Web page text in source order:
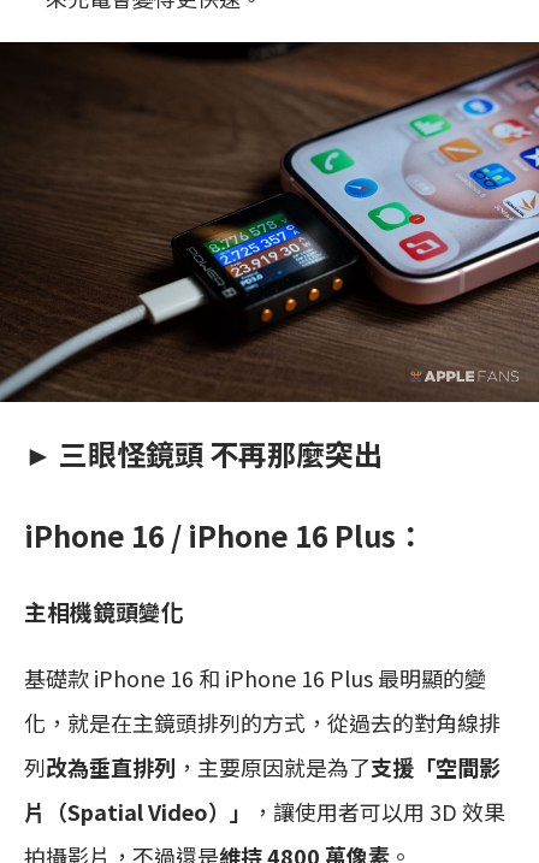
► 三眼怪鏡頭 不再那麼突出
iPhone 16 / iPhone 16 Plus：
主相機鏡頭變化
基礎款 iPhone 16 和 iPhone 16 Plus 最明顯的變
化，就是在主鏡頭排列的方式，從過去的對角線排
列改為垂直排列 ，主要原因就是為了支援「空間影
片（Spatial Video）」
，讓使用者可以用 3D 效果
拍攝影片，不過還是維持 4800 萬像素 。